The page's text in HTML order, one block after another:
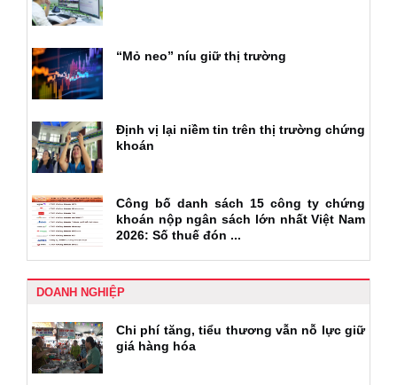
“Mỏ neo” níu giữ thị trường
Định vị lại niềm tin trên thị trường chứng
khoán
Công bố danh sách 15 công ty chứng
khoán nộp ngân sách lớn nhất Việt Nam
2026: Số thuế đón ...
DOANH NGHIỆP
Chi phí tăng, tiểu thương vẫn nỗ lực giữ
giá hàng hóa